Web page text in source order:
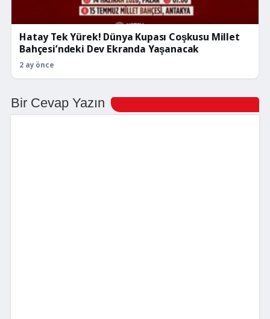
Hatay Tek Yürek! Dünya Kupası Coşkusu Millet
Bahçesi’ndeki Dev Ekranda Yaşanacak
2 ay önce
Bir Cevap Yazın